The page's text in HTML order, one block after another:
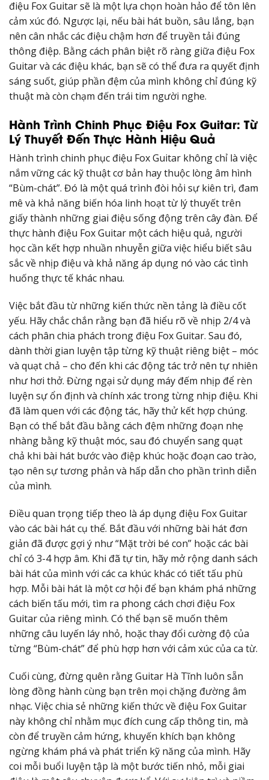
điệu Fox Guitar sẽ là một lựa chọn hoàn hảo để tôn lên
cảm xúc đó. Ngược lại, nếu bài hát buồn, sâu lắng, bạn
nên cân nhắc các điệu chậm hơn để truyền tải đúng
thông điệp. Bằng cách phân biệt rõ ràng giữa điệu Fox
Guitar và các điệu khác, bạn sẽ có thể đưa ra quyết định
sáng suốt, giúp phần đệm của mình không chỉ đúng kỹ
thuật mà còn chạm đến trái tim người nghe.
Hành Trình Chinh Phục Điệu Fox Guitar: Từ
Lý Thuyết Đến Thực Hành Hiệu Quả
Hành trình chinh phục điệu Fox Guitar không chỉ là việc
nắm vững các kỹ thuật cơ bản hay thuộc lòng âm hình
“Bùm-chát”. Đó là một quá trình đòi hỏi sự kiên trì, đam
mê và khả năng biến hóa linh hoạt từ lý thuyết trên
giấy thành những giai điệu sống động trên cây đàn. Để
thực hành điệu Fox Guitar một cách hiệu quả, người
học cần kết hợp nhuần nhuyễn giữa việc hiểu biết sâu
sắc về nhịp điệu và khả năng áp dụng nó vào các tình
huống thực tế khác nhau.
Việc bắt đầu từ những kiến thức nền tảng là điều cốt
yếu. Hãy chắc chắn rằng bạn đã hiểu rõ về nhịp 2/4 và
cách phân chia phách trong điệu Fox Guitar. Sau đó,
dành thời gian luyện tập từng kỹ thuật riêng biệt – móc
và quạt chả – cho đến khi các động tác trở nên tự nhiên
như hơi thở. Đừng ngại sử dụng máy đếm nhịp để rèn
luyện sự ổn định và chính xác trong từng nhịp điệu. Khi
đã làm quen với các động tác, hãy thử kết hợp chúng.
Bạn có thể bắt đầu bằng cách đệm những đoạn nhẹ
nhàng bằng kỹ thuật móc, sau đó chuyển sang quạt
chả khi bài hát bước vào điệp khúc hoặc đoạn cao trào,
tạo nên sự tương phản và hấp dẫn cho phần trình diễn
của mình.
Điều quan trọng tiếp theo là áp dụng điệu Fox Guitar
vào các bài hát cụ thể. Bắt đầu với những bài hát đơn
giản đã được gợi ý như “Mặt trời bé con” hoặc các bài
chỉ có 3-4 hợp âm. Khi đã tự tin, hãy mở rộng danh sách
bài hát của mình với các ca khúc khác có tiết tấu phù
hợp. Mỗi bài hát là một cơ hội để bạn khám phá những
cách biến tấu mới, tìm ra phong cách chơi điệu Fox
Guitar của riêng mình. Có thể bạn sẽ muốn thêm
những câu luyến láy nhỏ, hoặc thay đổi cường độ của
từng “Bùm-chát” để phù hợp hơn với cảm xúc của ca từ.
Cuối cùng, đừng quên rằng Guitar Hà Tĩnh luôn sẵn
lòng đồng hành cùng bạn trên mọi chặng đường âm
nhạc. Việc chia sẻ những kiến thức về điệu Fox Guitar
này không chỉ nhằm mục đích cung cấp thông tin, mà
còn để truyền cảm hứng, khuyến khích bạn không
ngừng khám phá và phát triển kỹ năng của mình. Hãy
coi mỗi buổi luyện tập là một bước tiến nhỏ, mỗi giai